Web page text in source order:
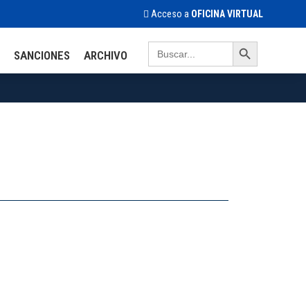
Acceso a OFICINA VIRTUAL
SANCIONES ARCHIVO
Search
for:
Search Button